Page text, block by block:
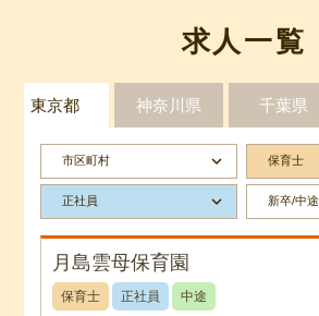
求人一覧
東京都 神奈川県 千葉県
市区町村 keyboard_arrow_down 保育士
正社員 keyboard_arrow_down 新卒/中途
月島雲母保育園
保育士 正社員 中途